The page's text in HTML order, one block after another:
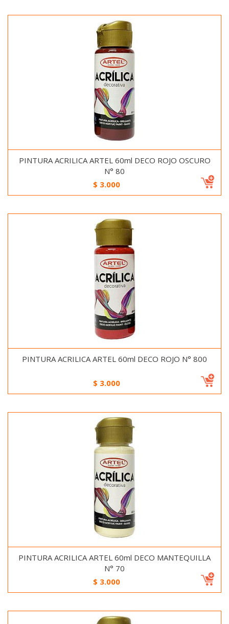
PINTURA ACRILICA ARTEL 60ml DECO ROJO OSCURO
N° 80
$ 3.000
PINTURA ACRILICA ARTEL 60ml DECO ROJO N° 800
$ 3.000
PINTURA ACRILICA ARTEL 60ml DECO MANTEQUILLA
N° 70
$ 3.000